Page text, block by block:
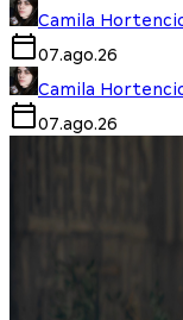
Camila
07.ago.26
Camila
07.ago.26